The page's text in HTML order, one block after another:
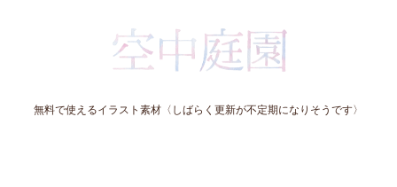
無料で使えるイラスト素材〈しばらく更新が不定期になりそうです〉